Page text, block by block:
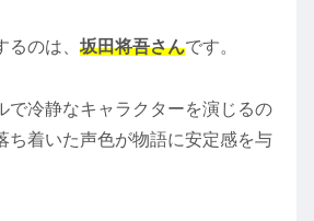
のは、 坂田将吾さんです。
で冷静なキャラクターを演じるの
ち着いた声色が物語に安定感を与